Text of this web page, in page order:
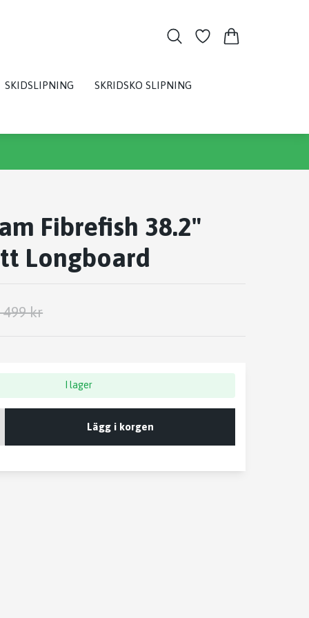
SKIDSLIPNING SKRIDSKO SLIPNING
Fibrefish 38.2"
Longboard
499 kr
I lager
Lägg i korgen